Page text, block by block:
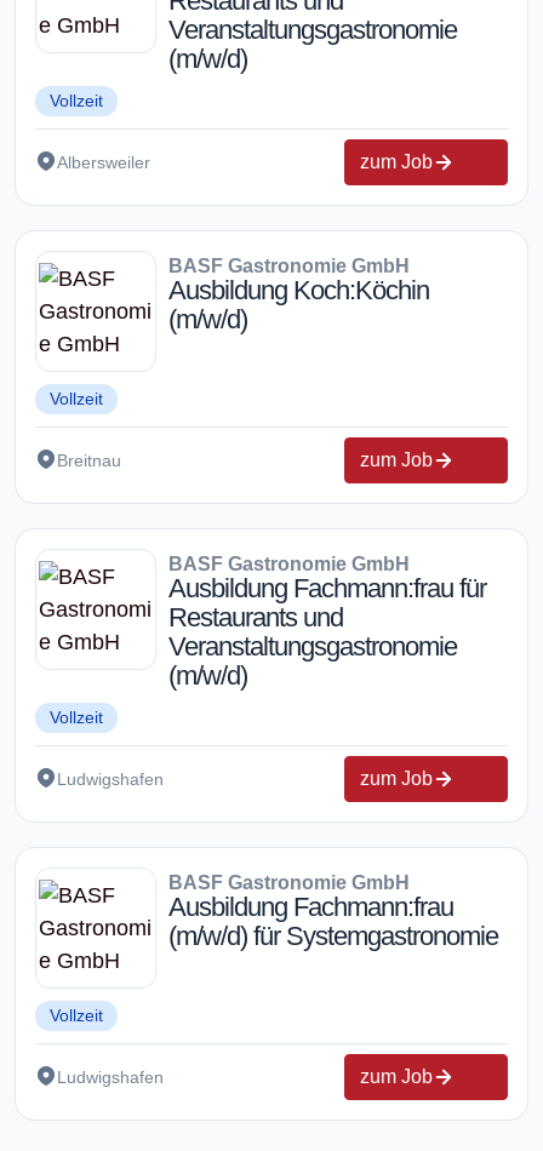
Veranstaltungsgastronomie
(m/w/d)
Vollzeit
Albersweiler zum Job
BASF Gastronomie GmbH
Ausbildung Koch:Köchin
(m/w/d)
Vollzeit
Breitnau zum Job
BASF Gastronomie GmbH
Ausbildung Fachmann:frau für
Restaurants und
Veranstaltungsgastronomie
(m/w/d)
Vollzeit
Ludwigshafen zum Job
BASF Gastronomie GmbH
Ausbildung Fachmann:frau
(m/w/d) für Systemgastronomie
Vollzeit
Ludwigshafen zum Job